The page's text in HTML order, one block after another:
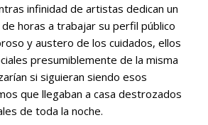
infinidad de artistas dedican un
horas a trabajar su perfil público
y austero de los cuidados, ellos
presumiblemente de la misma
si siguieran siendo esos
que llegaban a casa destrozados
de toda la noche.